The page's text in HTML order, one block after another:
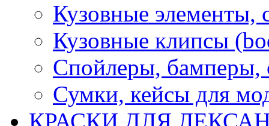
Кузовные элементы,
Кузовные клипсы
Спойлеры, бамперы,
Сумки, кейсы для